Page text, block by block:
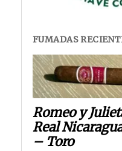
FUMADAS
Romeo y
Real
– Toro